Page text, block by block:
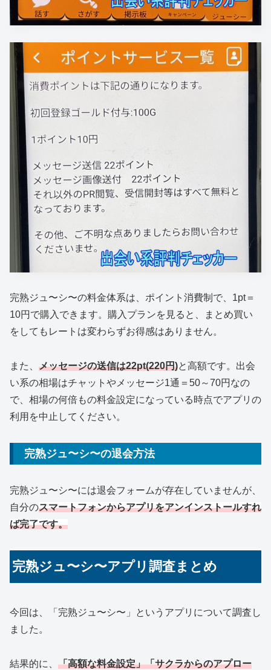
完熟ジュ〜シ〜の料金体系は、ポイント消費制で、1pt＝
10円で購入できます。購入プランを見ると、まとめ買い
をしてもレートは変わらずお得感はありません。
また、 メッセージの送信は22pt(220円)と高額です。出会
い系の相場はチャットやメッセージ1通＝50～70円なの
で、相場の何倍もの料金設定になっている時点でアプリの
利用を中止してください。
完熟ジュ〜シ〜の退会方法
完熟ジュ〜シ〜には退会フォームが存在していませんが、
自分のスマートフォンからアプリをアンインストールすれ
ば完了です。
完熟ジュ〜シ〜アプリ調査まとめ
今回は、「完熟ジュ〜シ〜」というアプリについて調査し
ました。
結果的に、 「高額な料金設定」「サクラからのアプロー